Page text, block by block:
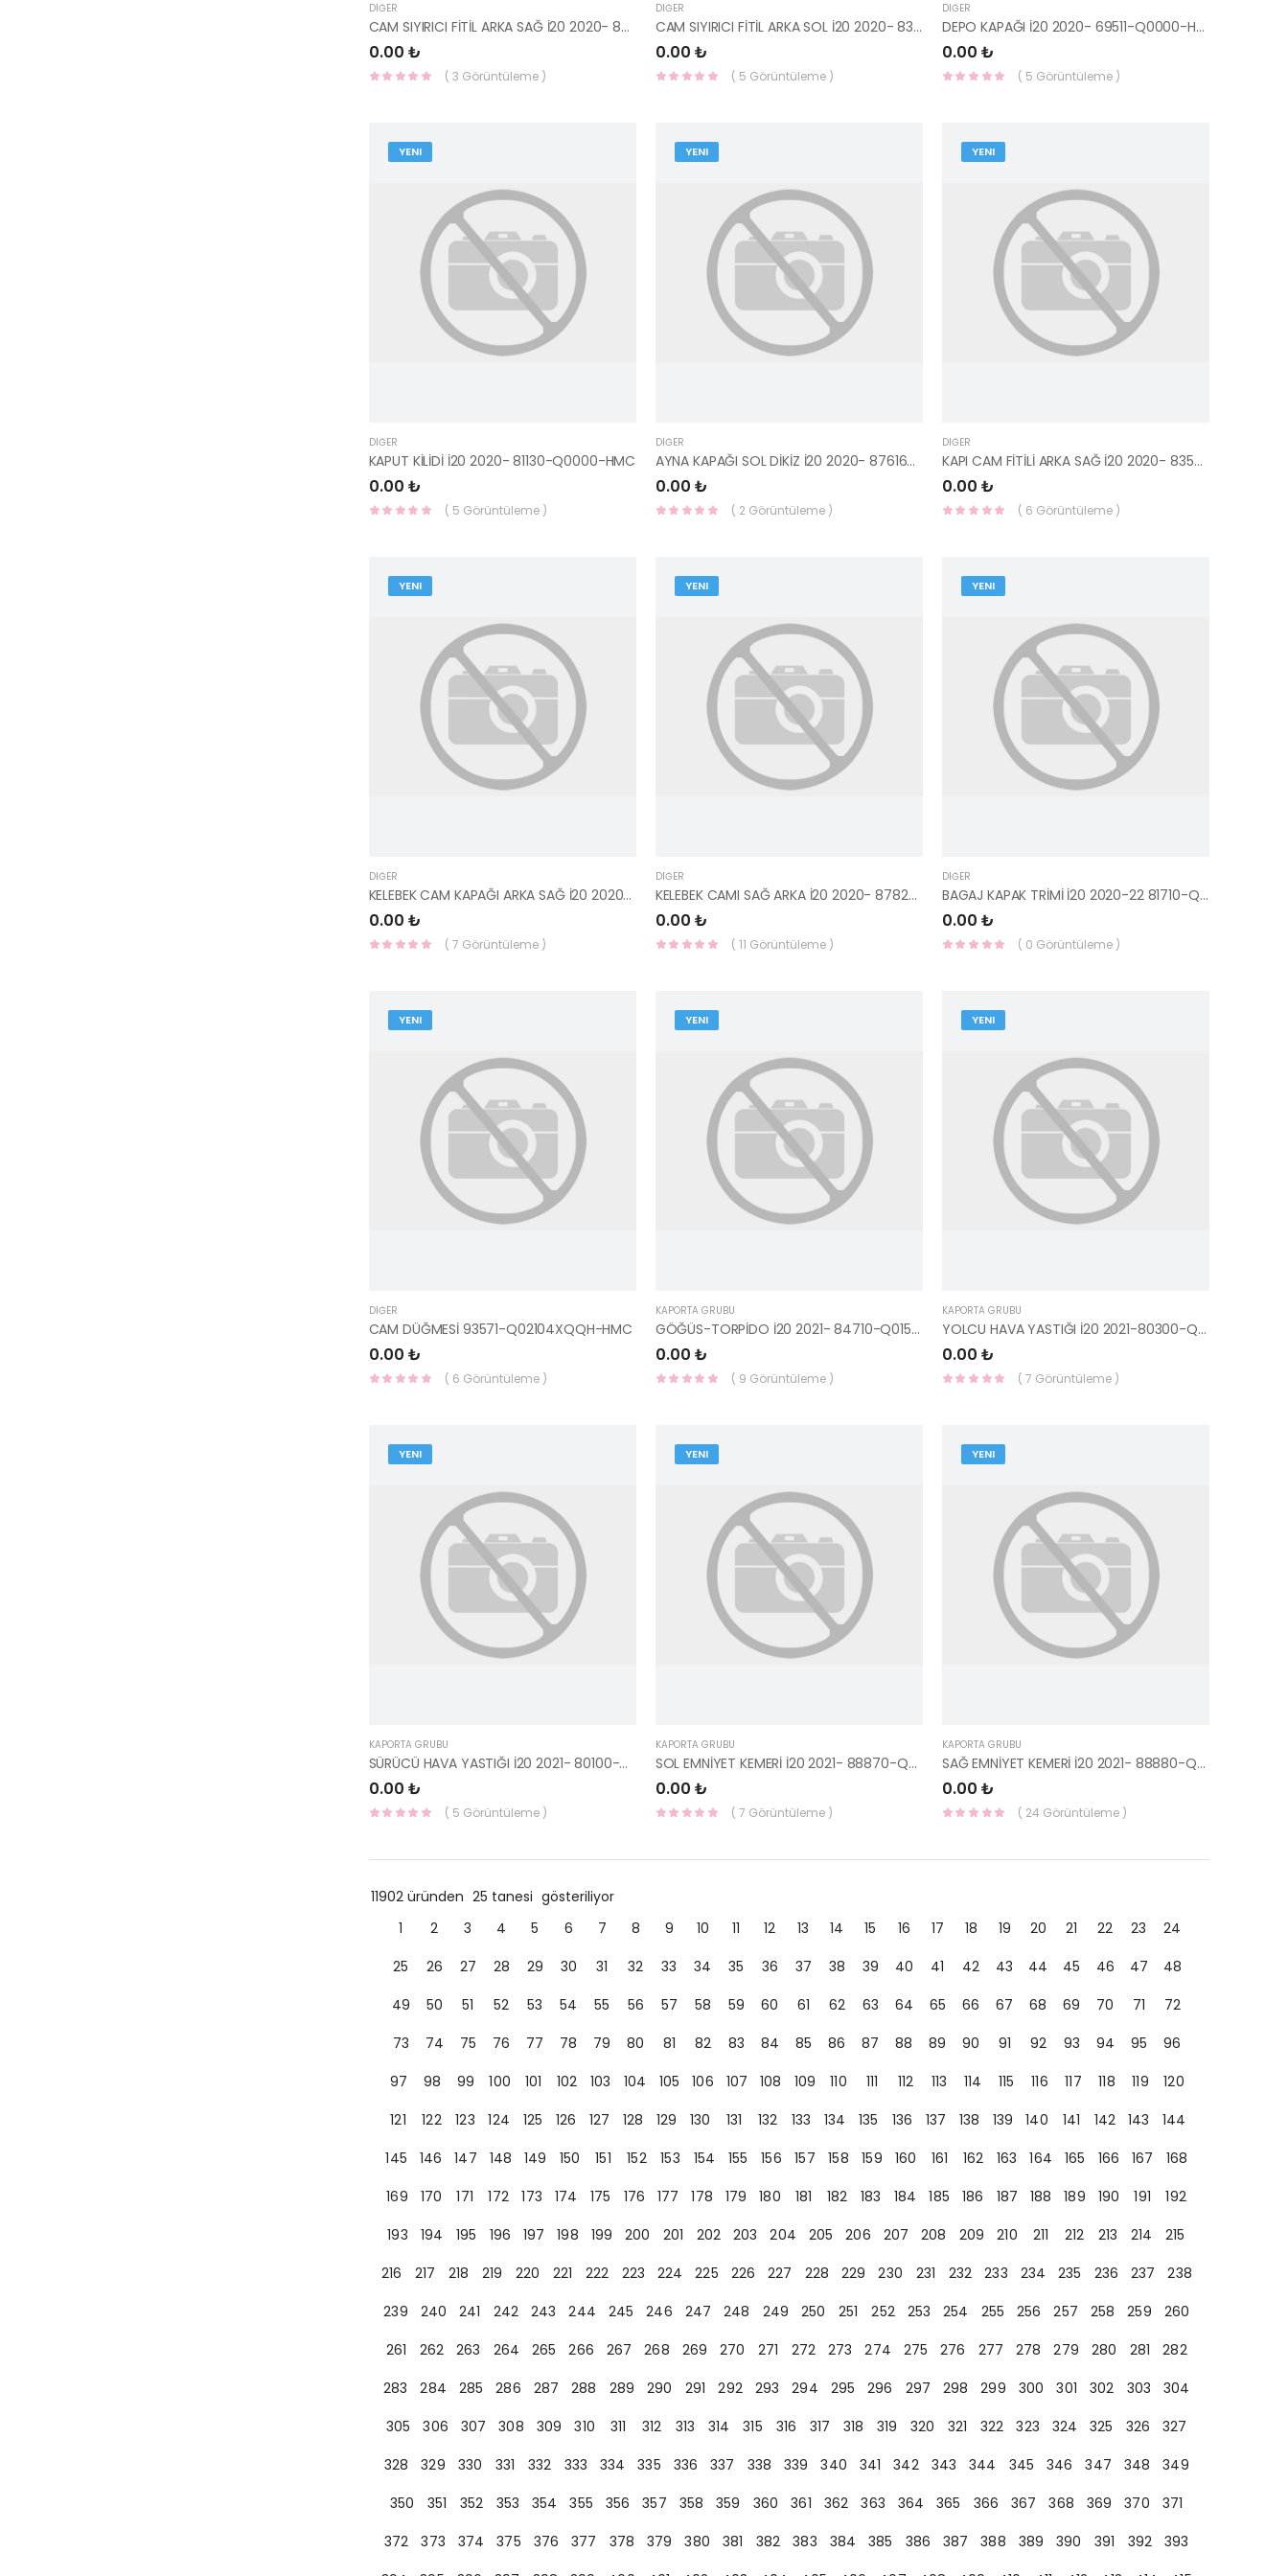
DIĞER
CAM SIYIRICI FİTİL ARKA SAĞ İ20 2020- 83220-Q0000-HMC
0.00 ₺
( 3 Görüntüleme )
DIĞER
CAM SIYIRICI FİTİL ARKA SOL İ20 2020- 83210-Q0000-HMC
0.00 ₺
( 5 Görüntüleme )
DIĞER
DEPO KAPAĞI İ20 2020- 69511-Q0000-HMC
0.00 ₺
( 5 Görüntüleme )
YENI
DIĞER
KAPUT KİLİDİ İ20 2020- 81130-Q0000-HMC
0.00 ₺
( 5 Görüntüleme )
YENI
DIĞER
AYNA KAPAĞI SOL DİKİZ İ20 2020- 87616-Q0010-HMC
0.00 ₺
( 2 Görüntüleme )
YENI
DIĞER
KAPI CAM FİTİLİ ARKA SAĞ İ20 2020- 83540-Q0000-HMC
0.00 ₺
( 6 Görüntüleme )
YENI
DIĞER
KELEBEK CAM KAPAĞI ARKA SAĞ İ20 2020- 83840-Q00004X-HMC
0.00 ₺
( 7 Görüntüleme )
YENI
DIĞER
KELEBEK CAMI SAĞ ARKA İ20 2020- 87820-Q0010-HMC
0.00 ₺
( 11 Görüntüleme )
YENI
DIĞER
BAGAJ KAPAK TRİMİ İ20 2020-22 81710-Q0010NNB
0.00 ₺
( 0 Görüntüleme )
YENI
DIĞER
CAM DÜĞMESİ 93571-Q02104XQQH-HMC
0.00 ₺
( 6 Görüntüleme )
YENI
KAPORTA GRUBU
GÖĞÜS-TORPİDO İ20 2021- 84710-Q0150NNB
0.00 ₺
( 9 Görüntüleme )
YENI
KAPORTA GRUBU
YOLCU HAVA YASTIĞI İ20 2021-80300-Q0000-HMC
0.00 ₺
( 7 Görüntüleme )
YENI
KAPORTA GRUBU
SÜRÜCÜ HAVA YASTIĞI İ20 2021- 80100-Q0000NNB-HMC
0.00 ₺
( 5 Görüntüleme )
YENI
KAPORTA GRUBU
SOL EMNİYET KEMERİ İ20 2021- 88870-Q0500NNB-HMC
0.00 ₺
( 7 Görüntüleme )
YENI
KAPORTA GRUBU
SAĞ EMNİYET KEMERİ İ20 2021- 88880-Q0500NNB-HMC
0.00 ₺
( 24 Görüntüleme )
11902 üründen 25 tanesi gösteriliyor
1
2 3 4 5 6 7 8 9 10 11 12 13 14 15 16 17 18 19 20 21 22 23
24
25
26 27 28 29 30 31 32 33 34 35 36 37 38 39 40 41 42 43 44 45 46 47
48
49
50 51 52 53 54 55 56 57 58 59 60 61 62 63 64 65 66 67 68 69 70 71
72
73
74 75 76 77 78 79 80 81 82 83 84 85 86 87 88 89 90 91 92 93 94 95
96
97
98 99 100 101 102 103 104 105 106 107 108 109 110 111 112 113 114 115 116 117 118 119
120
121
122 123 124 125 126 127 128 129 130 131 132 133 134 135 136 137 138 139 140 141 142 143
144
145
146 147 148 149 150 151 152 153 154 155 156 157 158 159 160 161 162 163 164 165 166 167
168
169
170 171 172 173 174 175 176 177 178 179 180 181 182 183 184 185 186 187 188 189 190 191
192
193
194 195 196 197 198 199 200 201 202 203 204 205 206 207 208 209 210 211 212 213 214
215
216
217 218 219 220 221 222 223 224 225 226 227 228 229 230 231 232 233 234 235 236 237
238
239
240 241 242 243 244 245 246 247 248 249 250 251 252 253 254 255 256 257 258 259
260
261
262 263 264 265 266 267 268 269 270 271 272 273 274 275 276 277 278 279 280 281
282
283
284 285 286 287 288 289 290 291 292 293 294 295 296 297 298 299 300 301 302 303
304
305
306 307 308 309 310 311 312 313 314 315 316 317 318 319 320 321 322 323 324 325 326
327
328
329 330 331 332 333 334 335 336 337 338 339 340 341 342 343 344 345 346 347 348
349
350
351 352 353 354 355 356 357 358 359 360 361 362 363 364 365 366 367 368 369 370
371
372
373 374 375 376 377 378 379 380 381 382 383 384 385 386 387 388 389 390 391 392
393